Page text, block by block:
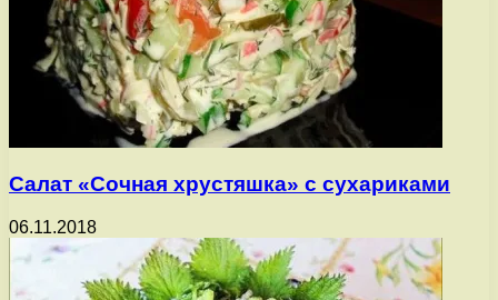
Салат «Сочная хрустяшка» с сухариками
06.11.2018